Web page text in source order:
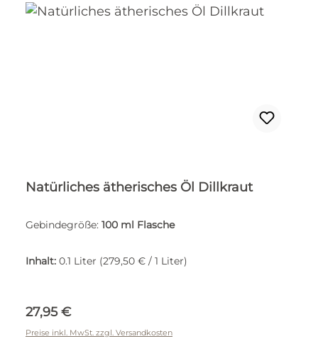
Natürliches ätherisches Öl Dillkraut
Gebindegröße: 100 ml Flasche
Inhalt: 0.1 Liter (279,50 € / 1 Liter)
Regulärer Preis:
27,95 €
Preise inkl. MwSt. zzgl. Versandkosten